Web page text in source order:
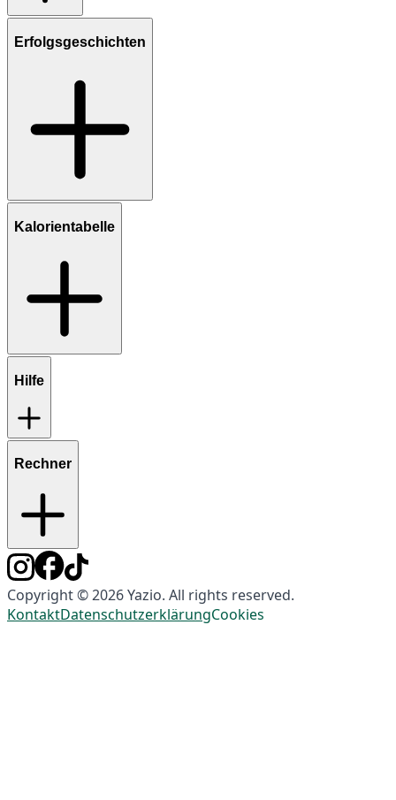
Erfolgsgeschichten
Kalorientabelle
Hilfe
Rechner
Copyright © 2026 Yazio. All rights reserved.
KontaktDatenschutzerklärungCookies